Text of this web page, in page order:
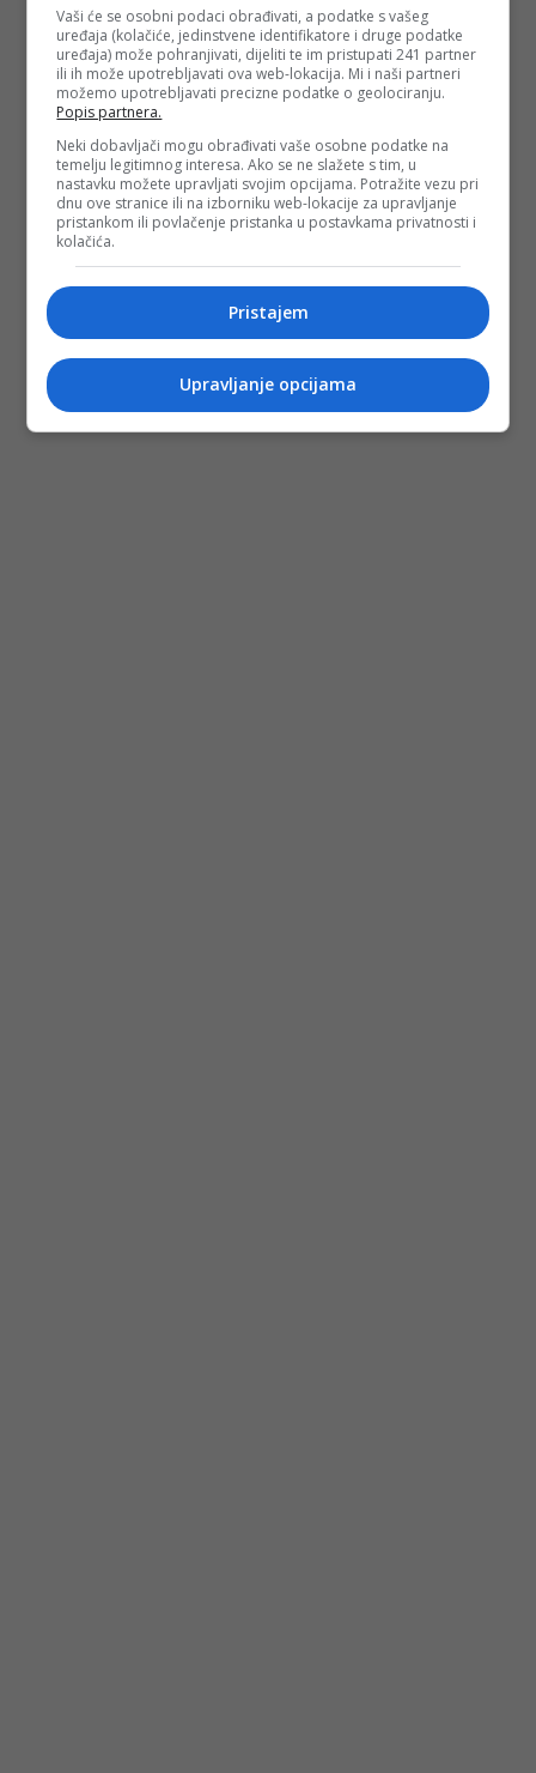
se s ljekarom oko metoda liječenja.
N1.hr/DEPO PORTAL/af)
PODIJELI NA
Depo.bapratite putem društvenih mrežaTwitteriFacebook
Vaši će se osobni podaci obrađivati, a podatke s vašeg
uređaja (kolačiće, jedinstvene identifikatore i druge podatke
uređaja) može pohranjivati, dijeliti te im pristupati 241 partner
ili ih može upotrebljavati ova web-lokacija. Mi i naši partneri
možemo upotrebljavati precizne podatke o geolociranju.
Popis partnera.
Neki dobavljači mogu obrađivati vaše osobne podatke na
temelju legitimnog interesa. Ako se ne slažete s tim, u
nastavku možete upravljati svojim opcijama. Potražite vezu pri
dnu ove stranice ili na izborniku web-lokacije za upravljanje
pristankom ili povlačenje pristanka u postavkama privatnosti i
kolačića.
Pristajem
Upravljanje opcijama